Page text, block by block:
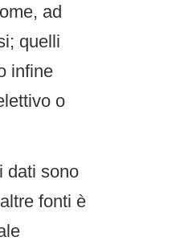
ad
quelli
infine
o
dati sono
fonti è